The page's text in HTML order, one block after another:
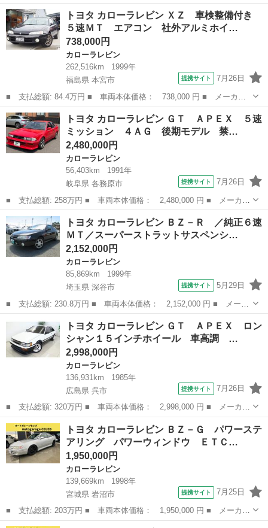
ー名： トヨタ ■ 車種名： カローラレビン ■ グレード名：
５速マニュアル タイミングベルト交換（８３５４１ｋｍ） ■ 排気
量： ...
埼玉 比企郡 カローラレビン
トヨタ カローラレビン ＸＺ 車検整備付き
５速ＭＴ エアコン 社外アルミホイ…
738,000円
カローラレビン
262,516km
1999年
福島県 本宮市
提携サイト 7月26日
■ 支払総額: 84.4万円 ■ 車両本体価格： 738,000 円 ■ メーカー
名： トヨタ ■ 車種名： カローラレビン ■ グレード名： Ｘ
Ｚ 車検整備付き ５速ＭＴ エアコン 社外アルミホイール 社外
マフラー 社外...
福島 本宮市 カローラレビン
トヨタ カローラレビン ＧＴ ＡＰＥＸ ５速
ミッション ４ＡＧ 後期モデル 禁…
2,480,000円
カローラレビン
56,403km
1991年
岐阜県 各務原市
提携サイト 7月26日
■ 支払総額: 258万円 ■ 車両本体価格： 2,480,000 円 ■ メーカー
名： トヨタ ■ 車種名： カローラレビン ■ グレード名： Ｇ
Ｔ ＡＰＥＸ ５速ミッション ４ＡＧ 後期モデル 禁煙車 エア
ロパーツ Ｆ...
岐阜 各務原市 カローラレビン
トヨタ カローラレビン ＢＺ－Ｒ ／純正６速
ＭＴ／スーパーストラットサスペンシ…
2,152,000円
カローラレビン
85,869km
1999年
埼玉県 深谷市
提携サイト 5月29日
■ 支払総額: 230.8万円 ■ 車両本体価格： 2,152,000 円 ■ メーカ
ー名： トヨタ ■ 車種名： カローラレビン ■ グレード名： Ｂ
Ｚ－Ｒ ／純正６速ＭＴ／スーパーストラットサスペンション／キー
レス／Ｗ...
深谷市 カローラレビン
トヨタ カローラレビン ＧＴ ＡＰＥＸ ロン
シャン１５インチホイール 車高調 …
2,998,000円
カローラレビン
136,931km
1985年
広島県 呉市
提携サイト 7月26日
■ 支払総額: 320万円 ■ 車両本体価格： 2,998,000 円 ■ メーカー
名： トヨタ ■ 車種名： カローラレビン ■ グレード名： Ｇ
Ｔ ＡＰＥＸ ロンシャン１５インチホイール 車高調 社外マフラ
ー 同色再塗...
広島 呉市 カローラレビン
トヨタ カローラレビン ＢＺ－Ｇ パワーステ
アリング パワーウィンドウ ＥＴＣ…
1,950,000円
カローラレビン
139,669km
1998年
宮城県 岩沼市
提携サイト 7月25日
■ 支払総額: 203万円 ■ 車両本体価格： 1,950,000 円 ■ メーカー
名： トヨタ ■ 車種名： カローラレビン ■ グレード名： ＢＺ